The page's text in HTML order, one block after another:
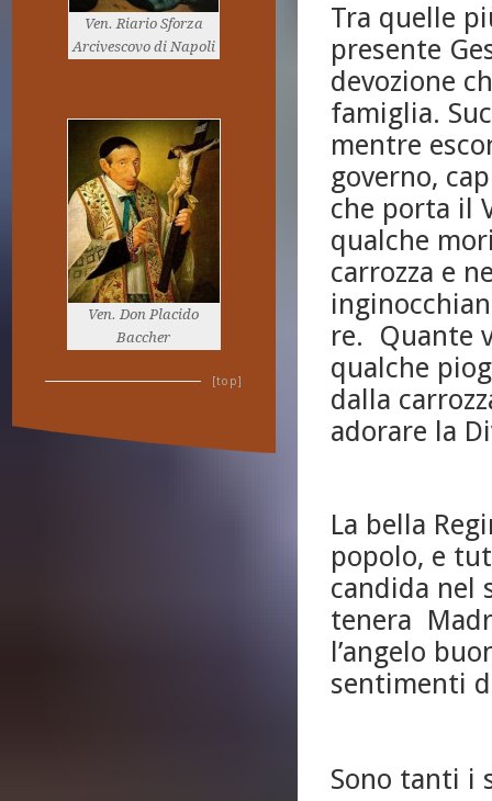
Ven. Riario Sforza
Arcivescovo di Napoli
Ven. Don Placido
Baccher
[top]
Tra quelle
presente
devozione
famiglia.
mentre
governo,
che porta il
qualche
carrozza e
re. Quante
qualche
dalla
adorare la
La bella
popolo, e
candida nel
tenera
l’angelo
sentimenti
Sono tanti